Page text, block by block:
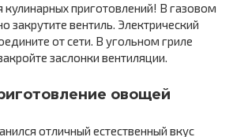
кулинарных приготовлений! В газовом
закрутите вентиль. Электрический
от сети. В угольном гриле
заслонки вентиляции.
овощей
отличный естественный вкус